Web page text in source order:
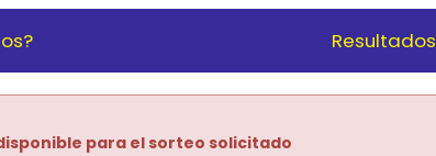
Resultados
para el sorteo solicitado